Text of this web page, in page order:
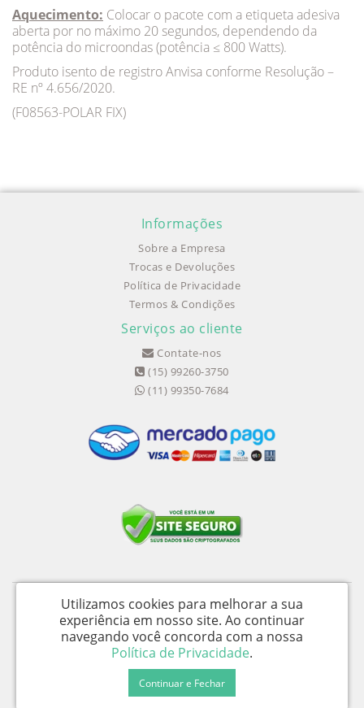
Aquecimento: Colocar o pacote com a etiqueta adesiva
aberta por no máximo 20 segundos, dependendo da
potência do microondas (potência ≤ 800 Watts).
Produto isento de registro Anvisa conforme Resolução –
RE nº 4.656/2020.
(F08563-POLAR FIX)
Informações
Sobre a Empresa
Trocas e Devoluções
Política de Privacidade
Termos & Condições
Serviços ao cliente
Contate-nos
(15) 99260-3750
(11) 99350-7684
Medical Shopping Produtos Hospitalares Ltda - CNPJ: 04.656.390/0002-94 -
I.E.: 358058050115
Av. Wika Úrsula Wiegand, 139 - Galpão D - Iperó / SP - CEP 18560-477 -
Medical Shopping © 2026
Utilizamos cookies para melhorar a sua
experiência em nosso site. Ao continuar
navegando você concorda com a nossa
Política de Privacidade.
Continuar e Fechar